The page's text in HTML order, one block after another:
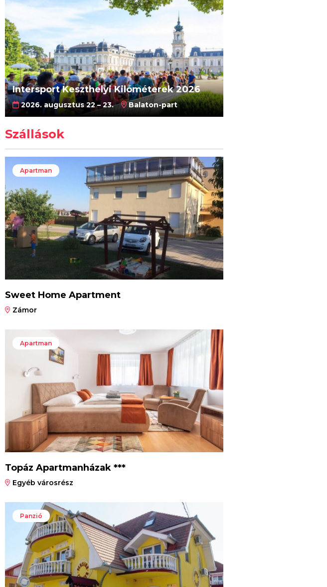
Intersport Keszthelyi Kilóméterek 2026
2026. augusztus 22 – 23. Balaton-part
Szállások
Apartman
Sweet Home Apartment
Zámor
Apartman
Topáz Apartmanházak ***
Egyéb városrész
Panzió